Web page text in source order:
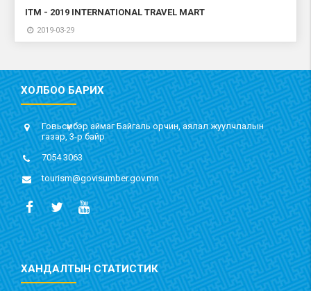
ITM - 2019 INTERNATIONAL TRAVEL MART
2019-03-29
ХОЛБОО БАРИХ
Говьсүмбэр аймаг Байгаль орчин, аялал жуулчлалын
газар, 3-р байр
7054 3063
tourism@govisumber.gov.mn
ХАНДАЛТЫН СТАТИСТИК